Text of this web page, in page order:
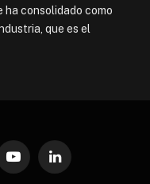
ha consolidado como
que es el
YouTubeLinkedIn